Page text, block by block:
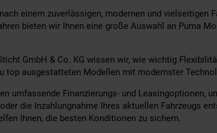
einem zuverlässigen, modernen und
bieten wir Ihnen eine große Auswahl an Puma
GmbH & Co. KG wissen wir, wie wichtig
top ausgestatteten Modellen mit modernster
umfassende Finanzierungs- und
die Inzahlungnahme Ihres aktuellen Fahrzeugs
Ihnen, die besten Konditionen zu sichern.